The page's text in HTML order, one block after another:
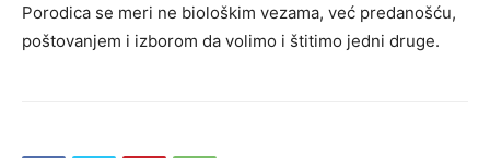
Porodica se meri ne biološkim vezama, već predanošću,
poštovanjem i izborom da volimo i štitimo jedni druge.